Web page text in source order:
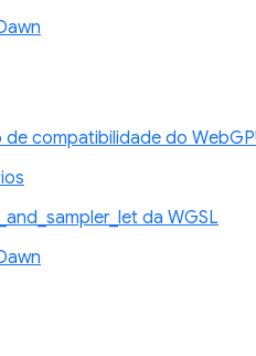
compatibilidade do
da WGSL